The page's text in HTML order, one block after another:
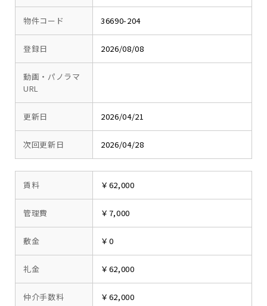
物件コード 36690-204
登録日 2026/08/08
動画・パノラマ
URL
更新日 2026/04/21
次回更新日 2026/04/28
賃料 ￥62,000
管理費 ￥7,000
敷金 ￥0
礼金 ￥62,000
仲介手数料 ￥62,000